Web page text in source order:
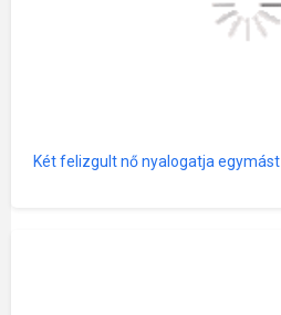
Két felizgult nő nyalogatja egymást